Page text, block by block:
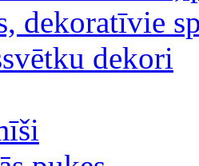
dekoratīvie
dekori